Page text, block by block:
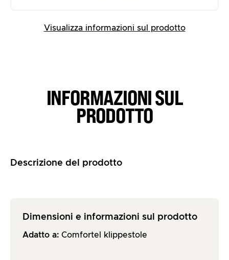
Visualizza informazioni sul prodotto
INFORMAZIONI SUL
PRODOTTO
Descrizione del prodotto
Dimensioni e informazioni sul prodotto
Adatto a: Comfortel klippestole